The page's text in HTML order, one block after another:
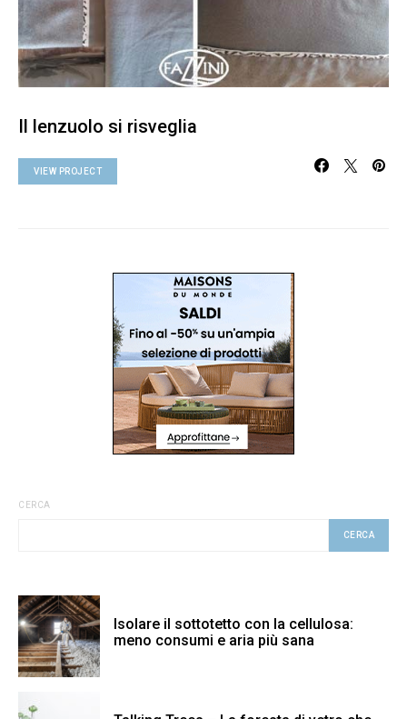
Il lenzuolo si risveglia
VIEW PROJECT
CERCA
CERCA
Isolare il sottotetto con la cellulosa:
meno consumi e aria più sana